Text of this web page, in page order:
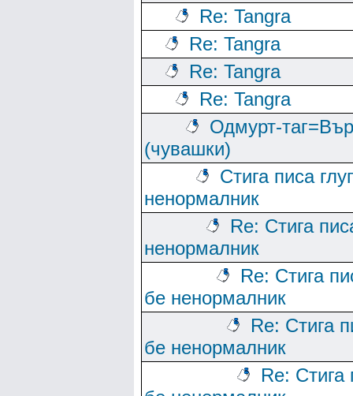
Re: Tangra
Re: Tangra
Re: Tangra
Re: Tangra
Одмурт-
(чувашки)
Стига писа
ненормалник
Re: Стига
ненормалник
Re: Стига
бе ненормалник
Re: Стига
бе ненормалник
Re: Стига